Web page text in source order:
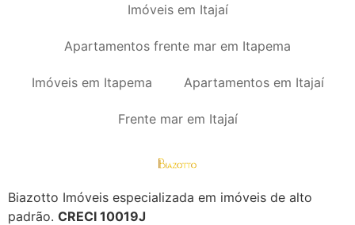
Imóveis em Itajaí
Apartamentos frente mar em Itapema
Imóveis em Itapema Apartamentos em Itajaí
Frente mar em Itajaí
Biazotto Imóveis especializada em imóveis de alto
padrão. CRECI 10019J